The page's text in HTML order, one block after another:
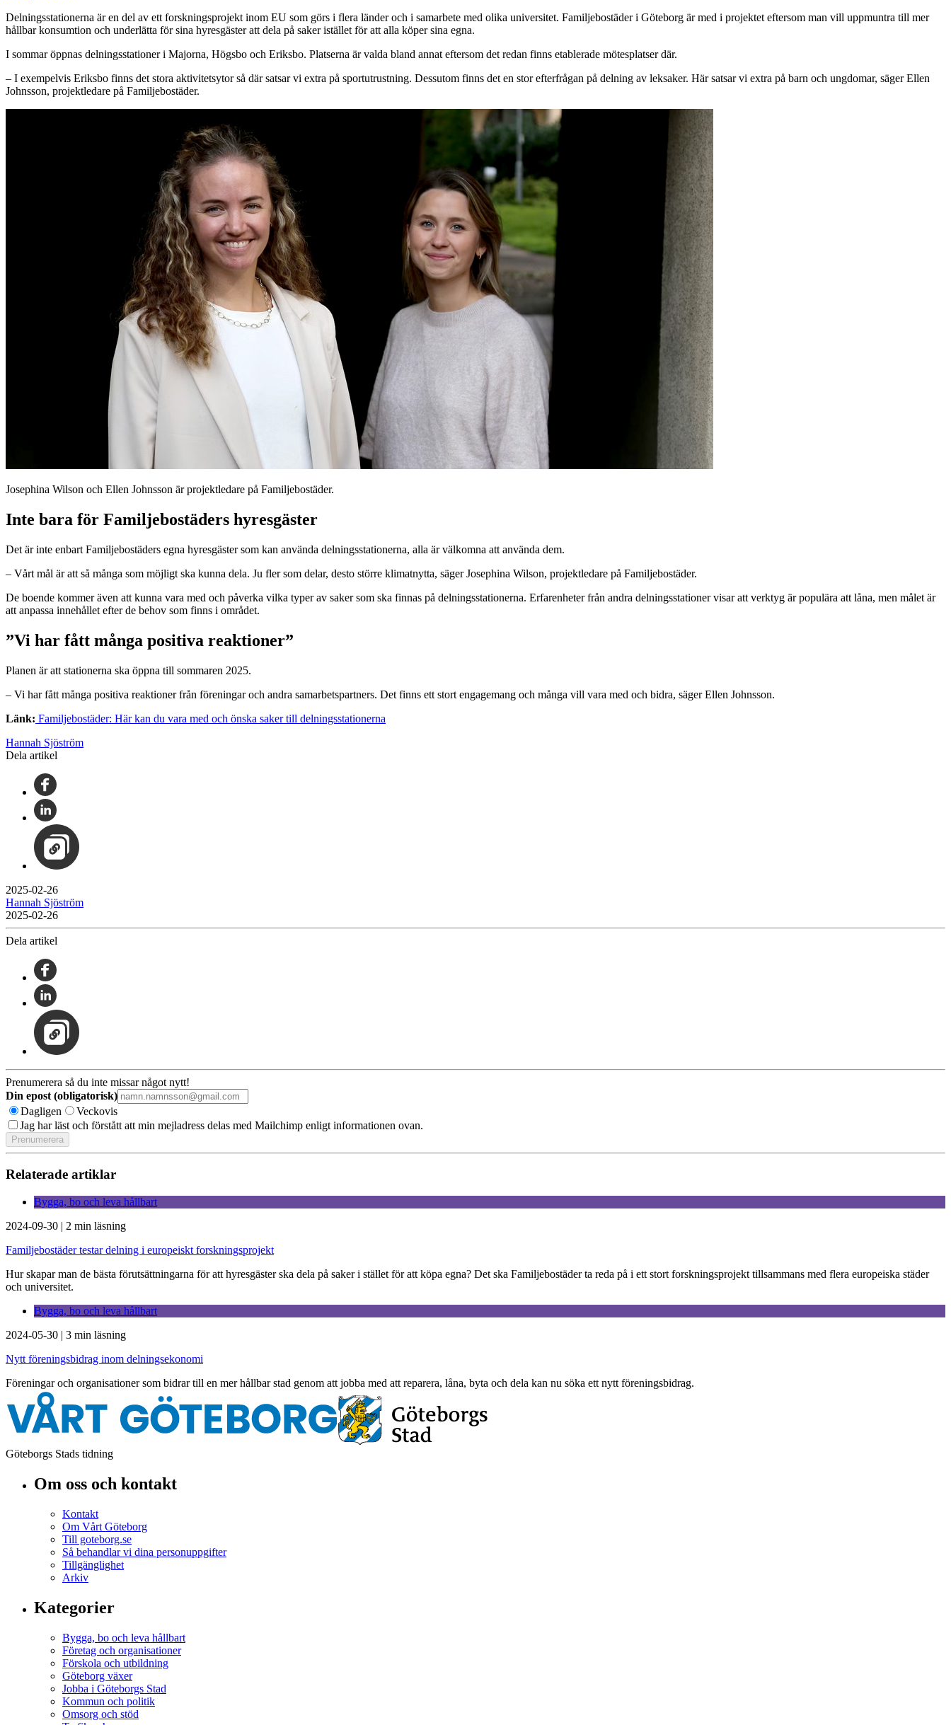
Delningsstationerna är en del av ett forskningsprojekt inom EU som görs i flera länder och i samarbete med olika universitet. Familjebostäder i Göteborg är med i projektet eftersom man vill uppmuntra till mer
hållbar konsumtion och underlätta för sina hyresgäster att dela på saker istället för att alla köper sina egna.
I sommar öppnas delningsstationer i Majorna, Högsbo och Eriksbo. Platserna är valda bland annat eftersom det redan finns etablerade mötesplatser där.
– I exempelvis Eriksbo finns det stora aktivitetsytor så där satsar vi extra på sportutrustning. Dessutom finns det en stor efterfrågan på delning av leksaker. Här satsar vi extra på barn och ungdomar, säger Ellen
Johnsson, projektledare på Familjebostäder.
Josephina Wilson och Ellen Johnsson är projektledare på Familjebostäder.
Inte bara för Familjebostäders hyresgäster
Det är inte enbart Familjebostäders egna hyresgäster som kan använda delningsstationerna, alla är välkomna att använda dem.
– Vårt mål är att så många som möjligt ska kunna dela. Ju fler som delar, desto större klimatnytta, säger Josephina Wilson, projektledare på Familjebostäder.
De boende kommer även att kunna vara med och påverka vilka typer av saker som ska finnas på delningsstationerna. Erfarenheter från andra delningsstationer visar att verktyg är populära att låna, men målet är
att anpassa innehållet efter de behov som finns i området.
”Vi har fått många positiva reaktioner”
Planen är att stationerna ska öppna till sommaren 2025.
– Vi har fått många positiva reaktioner från föreningar och andra samarbetspartners. Det finns ett stort engagemang och många vill vara med och bidra, säger Ellen Johnsson.
Länk: Familjebostäder: Här kan du vara med och önska saker till delningsstationerna
Hannah Sjöström
Dela artikel
2025-02-26
Hannah Sjöström
2025-02-26
Dela artikel
Prenumerera så du inte missar något nytt!
Din epost (obligatorisk)
Dagligen
Veckovis
Jag har läst och förstått att min mejladress delas med Mailchimp enligt informationen ovan.
Relaterade artiklar
Bygga, bo och leva hållbart
2024-09-30 | 2 min läsning
Familjebostäder testar delning i europeiskt forskningsprojekt
Hur skapar man de bästa förutsättningarna för att hyresgäster ska dela på saker i stället för att köpa egna? Det ska Familjebostäder ta reda på i ett stort forskningsprojekt tillsammans med flera europeiska städer
och universitet.
Bygga, bo och leva hållbart
2024-05-30 | 3 min läsning
Nytt föreningsbidrag inom delningsekonomi
Föreningar och organisationer som bidrar till en mer hållbar stad genom att jobba med att reparera, låna, byta och dela kan nu söka ett nytt föreningsbidrag.
Göteborgs Stads tidning
Om oss och kontakt
Kontakt
Om Vårt Göteborg
Till goteborg.se
Så behandlar vi dina personuppgifter
Tillgänglighet
Arkiv
Kategorier
Bygga, bo och leva hållbart
Företag och organisationer
Förskola och utbildning
Göteborg växer
Jobba i Göteborgs Stad
Kommun och politik
Omsorg och stöd